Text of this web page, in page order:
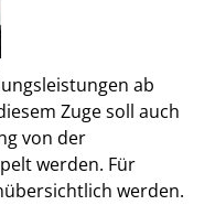
ab
Zuge soll auch
von der
werden. Für
werden.